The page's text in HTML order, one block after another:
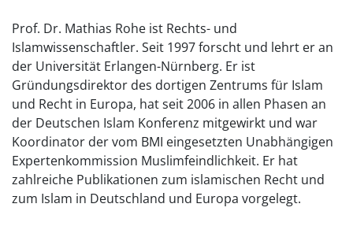
Prof. Dr. Mathias Rohe ist Rechts- und
Islamwissenschaftler. Seit 1997 forscht und lehrt er an
der Universität Erlangen-Nürnberg. Er ist
Gründungsdirektor des dortigen Zentrums für Islam
und Recht in Europa, hat seit 2006 in allen Phasen an
der Deutschen Islam Konferenz mitgewirkt und war
Koordinator der vom BMI eingesetzten Unabhängigen
Expertenkommission Muslimfeindlichkeit. Er hat
zahlreiche Publikationen zum islamischen Recht und
zum Islam in Deutschland und Europa vorgelegt.